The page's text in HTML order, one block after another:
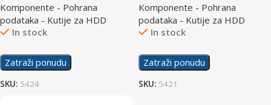
Komponente - Pohrana
podataka - Kutije za HDD
In stock
Zatraži ponudu
SKU: 5424
Komponente - Pohrana
podataka - Kutije za HDD
In stock
Zatraži ponudu
SKU: 5421